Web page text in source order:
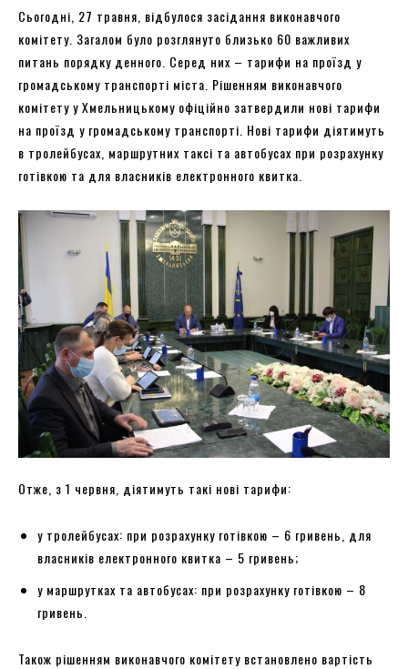
Сьогодні, 27 травня, відбулося засідання виконавчого
комітету. Загалом було розглянуто близько 60 важливих
питань порядку денного. Серед них – тарифи на проїзд у
громадському транспорті міста. Рішенням виконавчого
комітету у Хмельницькому офіційно затвердили нові тарифи
на проїзд у громадському транспорті. Нові тарифи діятимуть
в тролейбусах, маршрутних таксі та автобусах при розрахунку
готівкою та для власників електронного квитка.
Отже, з 1 червня, діятимуть такі нові тарифи:
у тролейбусах: при розрахунку готівкою – 6 гривень, для
власників електронного квитка – 5 гривень;
у маршрутках та автобусах: при розрахунку готівкою – 8
гривень.
Також рішенням виконавчого комітету встановлено вартість